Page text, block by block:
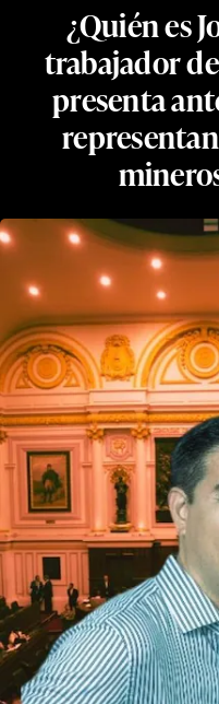
¿Quién es
trabajador
presenta